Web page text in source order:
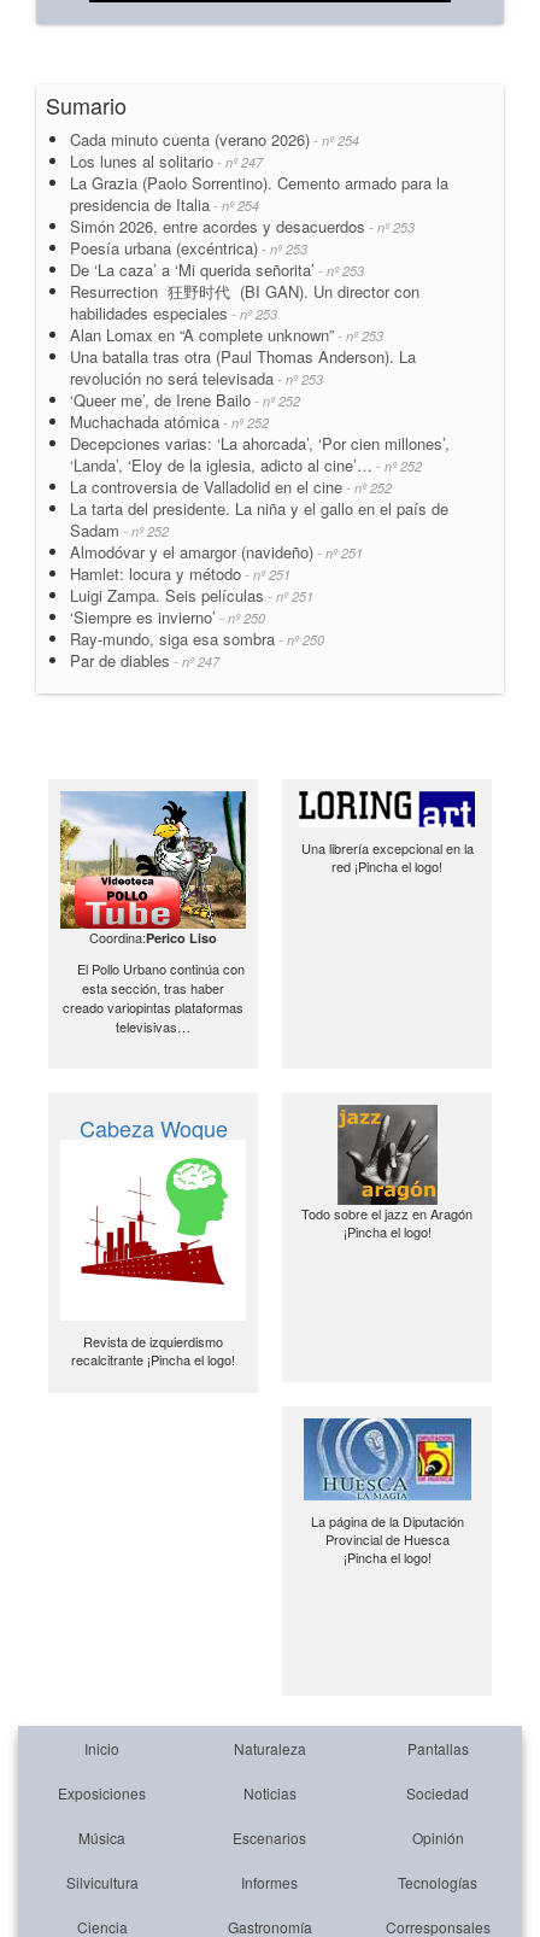
Sumario
Cada minuto cuenta (verano 2026) - nº 254
Los lunes al solitario - nº 247
La Grazia (Paolo Sorrentino). Cemento armado para la
presidencia de Italia - nº 254
Simón 2026, entre acordes y desacuerdos - nº 253
Poesía urbana (excéntrica) - nº 253
De ‘La caza’ a ‘Mi querida señorita’ - nº 253
Resurrection 狂野时代 (BI GAN). Un director con
habilidades especiales - nº 253
Alan Lomax en “A complete unknown” - nº 253
Una batalla tras otra (Paul Thomas Anderson). La
revolución no será televisada - nº 253
‘Queer me’, de Irene Bailo - nº 252
Muchachada atómica - nº 252
Decepciones varias: ‘La ahorcada’, ‘Por cien millones’,
‘Landa’, ‘Eloy de la iglesia, adicto al cine’… - nº 252
La controversia de Valladolid en el cine - nº 252
La tarta del presidente. La niña y el gallo en el país de
Sadam - nº 252
Almodóvar y el amargor (navideño) - nº 251
Hamlet: locura y método - nº 251
Luigi Zampa. Seis películas - nº 251
‘Siempre es invierno’ - nº 250
Ray-mundo, siga esa sombra - nº 250
Par de diables - nº 247
Coordina:Perico Liso
El Pollo Urbano continúa con
esta sección, tras haber
creado variopintas plataformas
televisivas…
Una librería excepcional en la
red ¡Pincha el logo!
Cabeza Woque
Revista de izquierdismo
recalcitrante ¡Pincha el logo!
Todo sobre el jazz en Aragón
¡Pincha el logo!
La página de la Diputación
Provincial de Huesca
¡Pincha el logo!
Inicio Naturaleza Pantallas
Exposiciones Noticias Sociedad
Música Escenarios Opinión
Silvicultura Informes Tecnologías
Ciencia Gastronomía Corresponsales